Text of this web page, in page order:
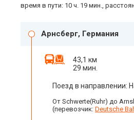
время в пути: 10 ч. 19 мин.,
Арнсберг, Германия
43,1 км
29 мин.
Поезд в направлении:
От Schwerte(Ruhr) до
(перевозчик: Deutsche